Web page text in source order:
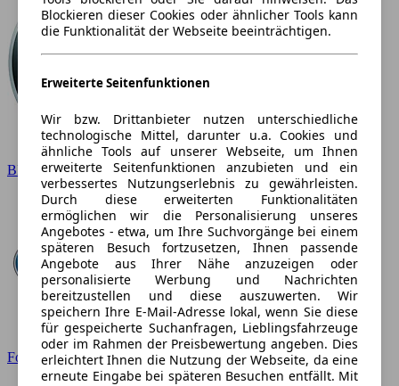
BMW
Ford
Blockieren dieser Cookies oder ähnlicher Tools kann
die Funktionalität der Webseite beeinträchtigen.
Erweiterte Seitenfunktionen
Wir bzw. Drittanbieter nutzen unterschiedliche
technologische Mittel, darunter u.a. Cookies und
ähnliche Tools auf unserer Webseite, um Ihnen
erweiterte Seitenfunktionen anzubieten und ein
verbessertes Nutzungserlebnis zu gewährleisten.
Durch diese erweiterten Funktionalitäten
ermöglichen wir die Personalisierung unseres
Angebotes - etwa, um Ihre Suchvorgänge bei einem
späteren Besuch fortzusetzen, Ihnen passende
Angebote aus Ihrer Nähe anzuzeigen oder
personalisierte Werbung und Nachrichten
bereitzustellen und diese auszuwerten. Wir
speichern Ihre E-Mail-Adresse lokal, wenn Sie diese
für gespeicherte Suchanfragen, Lieblingsfahrzeuge
oder im Rahmen der Preisbewertung angeben. Dies
erleichtert Ihnen die Nutzung der Webseite, da eine
erneute Eingabe bei späteren Besuchen entfällt. Mit